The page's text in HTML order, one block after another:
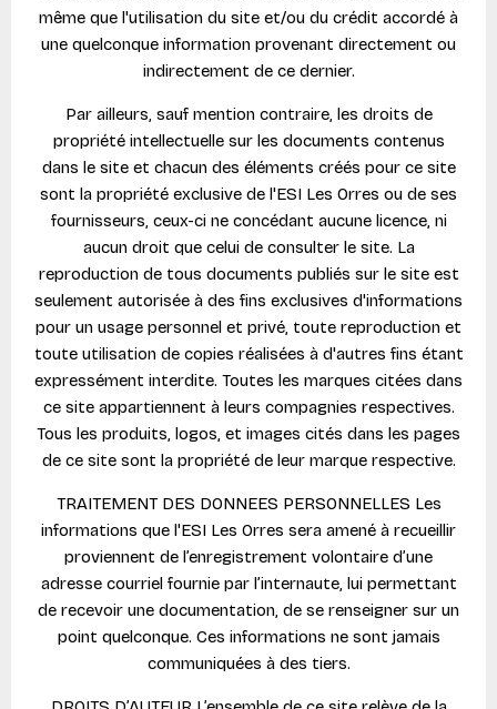
même que l'utilisation du site et/ou du crédit accordé à
une quelconque information provenant directement ou
indirectement de ce dernier.
Par ailleurs, sauf mention contraire, les droits de
propriété intellectuelle sur les documents contenus
dans le site et chacun des éléments créés pour ce site
sont la propriété exclusive de l'ESI Les Orres ou de ses
fournisseurs, ceux-ci ne concédant aucune licence, ni
aucun droit que celui de consulter le site. La
reproduction de tous documents publiés sur le site est
seulement autorisée à des fins exclusives d'informations
pour un usage personnel et privé, toute reproduction et
toute utilisation de copies réalisées à d'autres fins étant
expressément interdite. Toutes les marques citées dans
ce site appartiennent à leurs compagnies respectives.
Tous les produits, logos, et images cités dans les pages
de ce site sont la propriété de leur marque respective.
TRAITEMENT DES DONNEES PERSONNELLES Les
informations que l'ESI Les Orres sera amené à recueillir
proviennent de l’enregistrement volontaire d’une
adresse courriel fournie par l’internaute, lui permettant
de recevoir une documentation, de se renseigner sur un
point quelconque. Ces informations ne sont jamais
communiquées à des tiers.